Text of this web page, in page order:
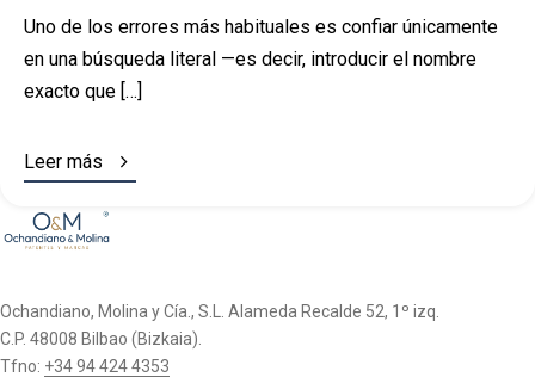
Uno de los errores más habituales es confiar únicamente
en una búsqueda literal —es decir, introducir el nombre
exacto que […]
Leer más 
Ochandiano, Molina y Cía., S.L. Alameda Recalde 52, 1º izq.
C.P. 48008 Bilbao (Bizkaia).
Tfno: +34 94 424 4353